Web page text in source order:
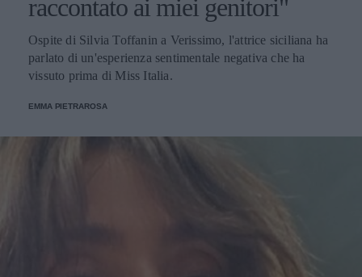
raccontato ai miei genitori"
Ospite di Silvia Toffanin a Verissimo, l'attrice siciliana ha
parlato di un'esperienza sentimentale negativa che ha
vissuto prima di Miss Italia.
EMMA PIETRAROSA